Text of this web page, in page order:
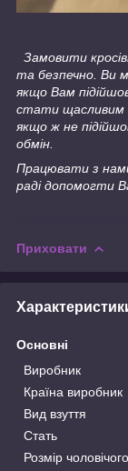
Замовити
та безпечно. Ви
якщо Вам
стати щасливим
якщо ж не
обмін.
Працювати з
раді допомогти
Приховати
Основні
Виробник
Країна виробник
Вид взуття
Стать
Розмір